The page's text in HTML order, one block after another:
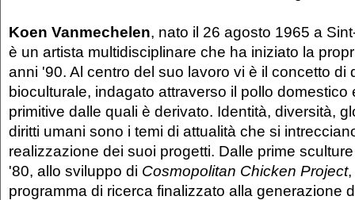
Koen Vanmechelen, nato il 26 agosto 1965 a
è un artista multidisciplinare che ha iniziato la
anni '90. Al centro del suo lavoro vi è il concetto di
bioculturale, indagato attraverso il pollo domestico
primitive dalle quali è derivato. Identità, diversità,
diritti umani sono i temi di attualità che si
realizzazione dei suoi progetti. Dalle prime
'80, allo sviluppo di Cosmopolitan Chicken Project,
programma di ricerca finalizzato alla generazione